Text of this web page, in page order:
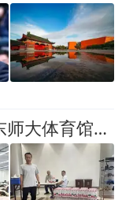
台风天里，上海交大、华东师大体育馆打开大门，成了千余工人的“避风港”